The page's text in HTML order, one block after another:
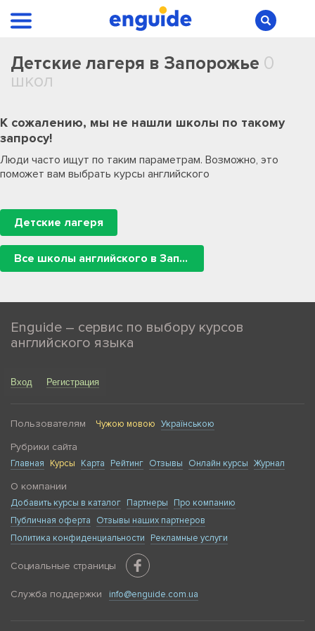
Детские лагеря в Запорожье 0
школ
К сожалению, мы не нашли школы по такому
запросу!
Люди часто ищут по таким параметрам. Возможно, это
поможет вам выбрать курсы английского
Детские лагеря
Все школы английского в Запорожье
Enguide – сервис по выбору курсов
английского языка
Вход Регистрация
Пользователям Чужою мовою Українською
Рубрики сайта
Главная Курсы Карта Рейтинг Отзывы Онлайн курсы Журнал
О компании
Добавить курсы в каталог Партнеры
Про компанию
Публичная оферта
Отзывы наших партнеров
Политика конфиденциальности
Рекламные услуги
Социальные страницы
Служба поддержки info@enguide.com.ua